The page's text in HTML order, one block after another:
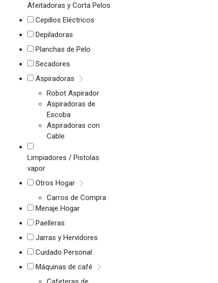
Afeitadoras y Corta Pelos
Cepillos Eléctricos
Depiladoras
Planchas de Pelo
Secadores
Aspiradoras
Robot Aspirador
Aspiradoras de
Escoba
Aspiradoras con
Cable
Limpiadores / Pistolas
vapor
Otros Hogar
Carros de Compra
Menaje Hogar
Paelleras
Jarras y Hervidores
Cuidado Personal
Máquinas de café